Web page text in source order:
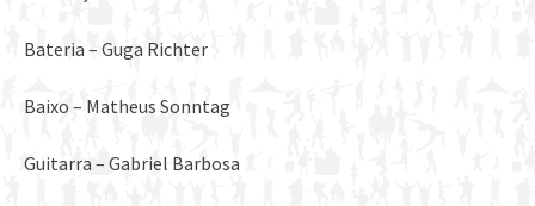
Bateria – Guga Richter
Baixo – Matheus Sonntag
Guitarra – Gabriel Barbosa